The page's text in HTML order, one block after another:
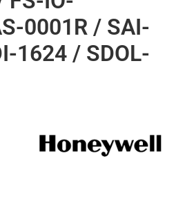
0001R / SAI-
1624 / SDOL-